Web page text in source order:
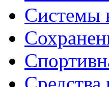
Системы